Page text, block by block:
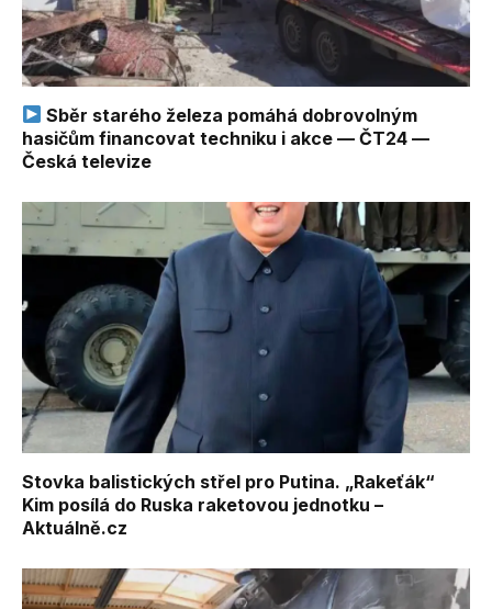
Sběr starého železa pomáhá dobrovolným
hasičům financovat techniku i akce — ČT24 —
Česká televize
Stovka balistických střel pro Putina. „Rakeťák“
Kim posílá do Ruska raketovou jednotku –
Aktuálně.cz